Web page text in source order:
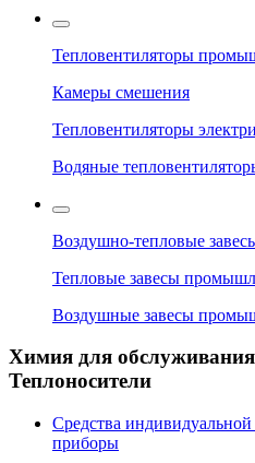
Тепловентиляторы
Камеры смешения
Тепловентиляторы
Водяные
Воздушно-тепловые
Тепловые завесы
Воздушные завесы
Химия для
Теплоносители
Средства
приборы